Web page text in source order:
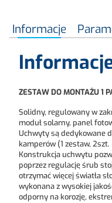
Informacje
ZESTAW DO MONTAŻU 1
Solidny, regulowany w
moduł solarny, panel
Uchwyty są dedykowane
kamperów (1 zestaw, 2szt.
Konstrukcja uchwytu
poprzez regulację śrub
otrzymać więcej światła
wykonana z wysokiej
odporny na korozję,